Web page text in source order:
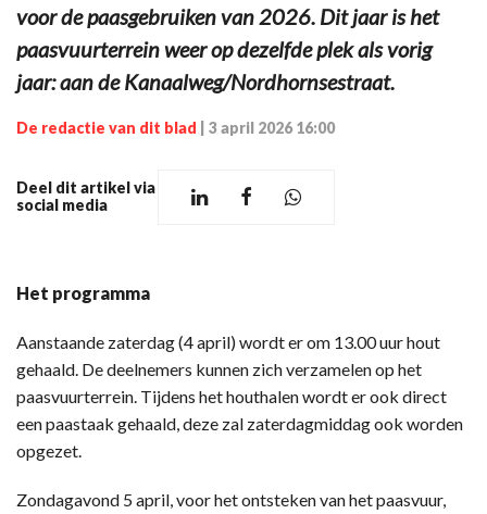
voor de paasgebruiken van 2026. Dit jaar is het
paasvuurterrein weer op dezelfde plek als vorig
jaar: aan de Kanaalweg/Nordhornsestraat.
De redactie van dit blad 3 april 2026 16:00
Deel dit artikel via
social media
Het programma
Aanstaande zaterdag (4 april) wordt er om 13.00 uur hout
gehaald. De deelnemers kunnen zich verzamelen op het
paasvuurterrein. Tijdens het houthalen wordt er ook direct
een paastaak gehaald, deze zal zaterdagmiddag ook worden
opgezet.
Zondagavond 5 april, voor het ontsteken van het paasvuur,